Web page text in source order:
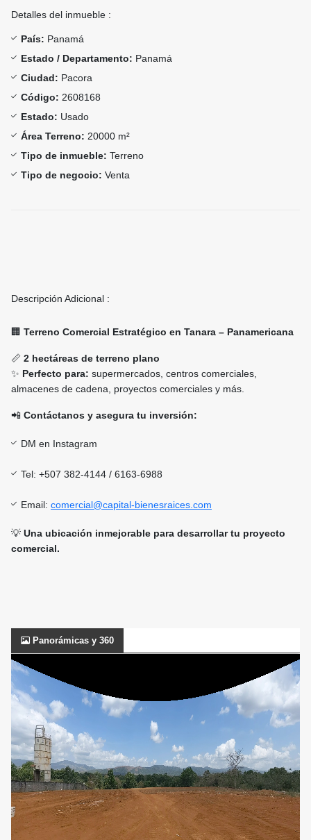
Detalles del inmueble :
País: Panamá
Estado / Departamento: Panamá
Ciudad: Pacora
Código: 2608168
Estado: Usado
Área Terreno: 20000 m²
Tipo de inmueble: Terreno
Tipo de negocio: Venta
Descripción Adicional :
🏢 Terreno Comercial Estratégico en Tanara – Panamericana
📏 2 hectáreas de terreno plano
✨ Perfecto para: supermercados, centros comerciales,
almacenes de cadena, proyectos comerciales y más.
📲 Contáctanos y asegura tu inversión:
DM en Instagram
Tel: +507 382-4144 / 6163-6988
Email: comercial@capital-bienesraices.com
💡 Una ubicación inmejorable para desarrollar tu proyecto
comercial.
Panorámicas y 360